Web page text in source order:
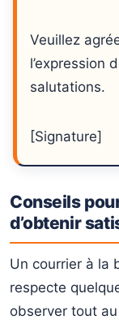
Veuillez
l’expression
salutations.
[Signature]
Conseils
d’obtenir
Un courrier à la
respecte
observer tout